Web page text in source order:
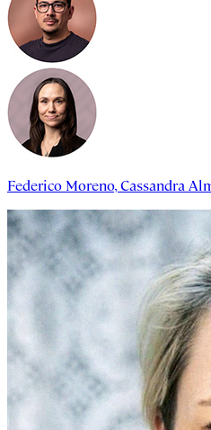
Federico Moreno,Cassandra